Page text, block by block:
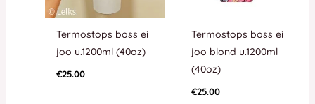
Termostops boss ei
joo u.1200ml (40oz)
€25.00
Termostops boss ei
joo blond u.1200ml
(40oz)
€25.00